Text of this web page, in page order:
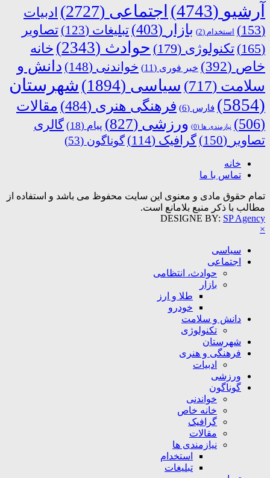
آرشیو (4743) اجتماعی (2727)
ادبیات
(153)
استخدام (2) بازار (403) تبلیغات (123)
تصاویر
(165)
تکنولوژی (179) حوادث (2343)
خانه
خاص (392) خبر فوری (11) خواندنی (148)
دانش و
سلامت (717) سیاسی (1894)
شهرستان
(5854)
فارس (6) فرهنگی هنری (484)
مقالات
(506)
نیازمندی ها (0) ورزشی (827) پیام (18)
گالری
تصاویر (150) گرافیک (114) گوناگون (53)
خانه
تماس با ما
تمام حقوق مادی و معنوی این سایت محفوظ می باشد و استفاده از
مطالب با ذکر منبع بلامانع است.
DESIGNE BY: SP Agency
×
سیاسی
اجتماعی
حوادث، انتظامی
بازار
طلا و ارز
خودرو
دانش و سلامت
تکنولوژی
شهرستان
فرهنگی و هنری
ادبیات
ورزشی
گوناگون
خواندنی
خانه خاص
گرافیک
مقالات
نیازمندی ها
استخدام
تبلیغات